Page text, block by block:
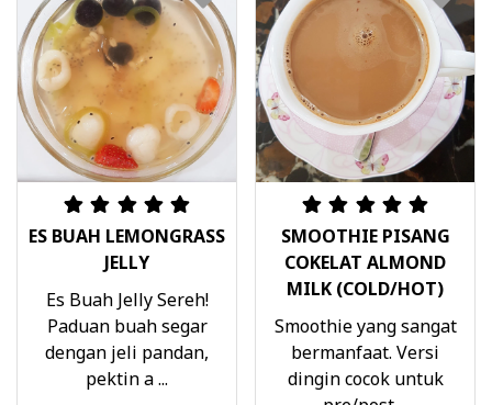
ES BUAH LEMONGRASS
JELLY
Es Buah Jelly Sereh!
Paduan buah segar
dengan jeli pandan,
pektin a ...
SMOOTHIE PISANG
COKELAT ALMOND
MILK (COLD/HOT)
Smoothie yang sangat
bermanfaat. Versi
dingin cocok untuk